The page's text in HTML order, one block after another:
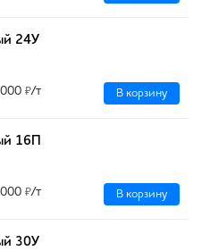
24У
₽/т В корзину
16П
₽/т В корзину
30У